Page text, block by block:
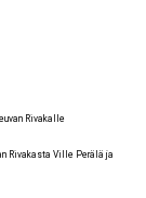
Rivakalle
Rivakasta Ville Perälä ja